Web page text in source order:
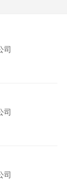
司
司
司